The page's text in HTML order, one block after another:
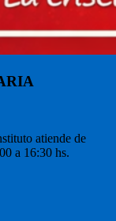
atiende de
a 16:30 hs.